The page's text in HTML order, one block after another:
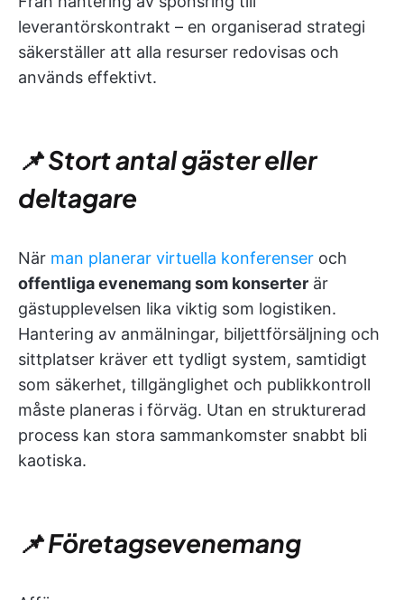
leverantörskontrakt – en organiserad strategi
säkerställer att alla resurser redovisas och
används effektivt.
📌 Stort antal gäster eller
deltagare
När man planerar virtuella konferenser och
offentliga evenemang som konserter är
gästupplevelsen lika viktig som logistiken.
Hantering av anmälningar, biljettförsäljning och
sittplatser kräver ett tydligt system, samtidigt
som säkerhet, tillgänglighet och publikkontroll
måste planeras i förväg. Utan en strukturerad
process kan stora sammankomster snabbt bli
kaotiska.
📌 Företagsevenemang